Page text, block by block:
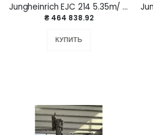
Jungheinrich EJC 214 5.35m/ Li-Ion/ 1025h
₴ 464 838.92
КУПИТЬ